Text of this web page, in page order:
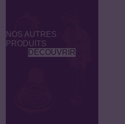
NOS AUTRES
PRODUITS
DÉCOUVRIR